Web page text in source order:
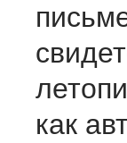
как